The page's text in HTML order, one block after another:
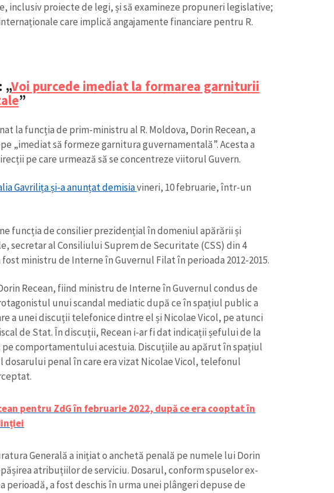
inclusiv proiecte de legi, și să examineze propuneri legislative;
care implică angajamente financiare pentru R.
„Voi purcede imediat la formarea garniturii
”
la funcția de prim-ministru al R. Moldova, Dorin Recean, a
„imediat să formeze garnitura guvernamentală”. Acesta a
pe care urmează să se concentreze viitorul Guvern.
Gavrilița și-a anunțat demisiavineri, 10 februarie, într-un
funcția de consilier prezidențial în domeniul apărării și
secretar al Consiliului Suprem de Securitate (CSS) din 4
fost ministru de Interne în Guvernul Filat în perioada 2012-2015.
Recean, fiind ministru de Interne în Guvernul condus de
unui scandal mediatic după ce în spațiul public a
a unei discuții telefonice dintre el și Nicolae Vicol, pe atunci
de Stat. În discuții, Recean i-ar fi dat indicații șefului de la
pe comportamentului acestuia. Discuțiile au apărut în spațiul
penal în care era vizat Nicolae Vicol, telefonul
pentru ZdG în februarie 2022, după ce era cooptat în
Generală a inițiat o anchetă penală pe numele lui Dorin
atribuțiilor de serviciu. Dosarul, conform spuselor ex-
perioadă, a fost deschis în urma unei plângeri depuse de